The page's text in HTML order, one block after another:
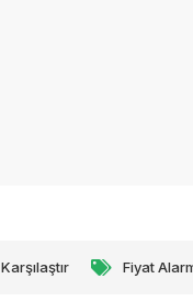
Karşılaştır Fiyat